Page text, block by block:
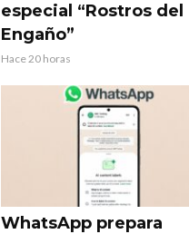
especial “Rostros del
Engaño”
Hace 20 horas
WhatsApp prepara